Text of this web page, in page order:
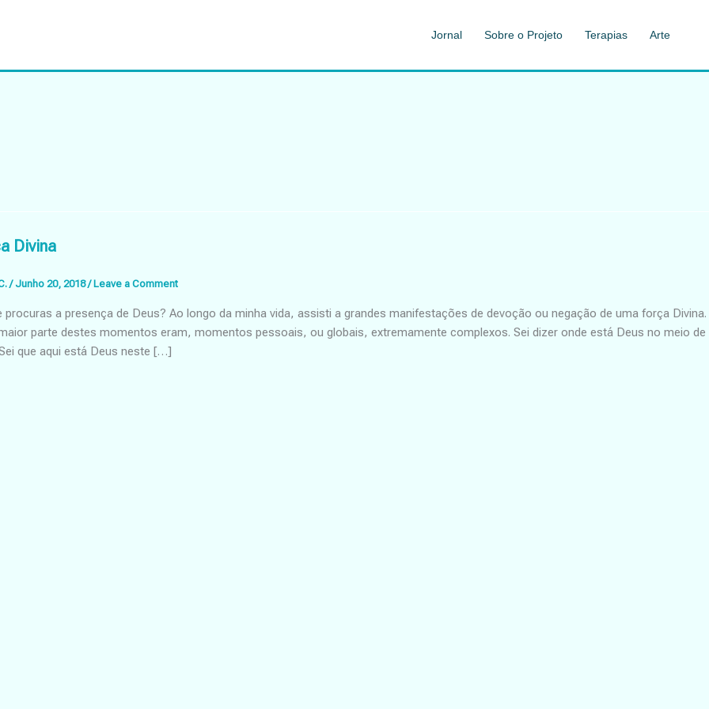
Jornal Sobre o Projeto Terapias Arte
Divina
/Junho 20, 2018/ Leave a Comment
procuras a presença de Deus? Ao longo da minha vida, assisti a grandes manifestações de devoção ou negação de uma força Divina.
parte destes momentos eram, momentos pessoais, ou globais, extremamente complexos. Sei dizer onde está Deus no meio de
que aqui está Deus neste […]